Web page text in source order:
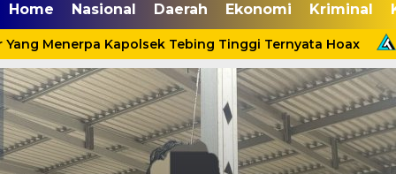
Home Nasional Daerah Ekonomi Kriminal
Menerpa Kapolsek Tebing Tinggi Ternyata Hoax